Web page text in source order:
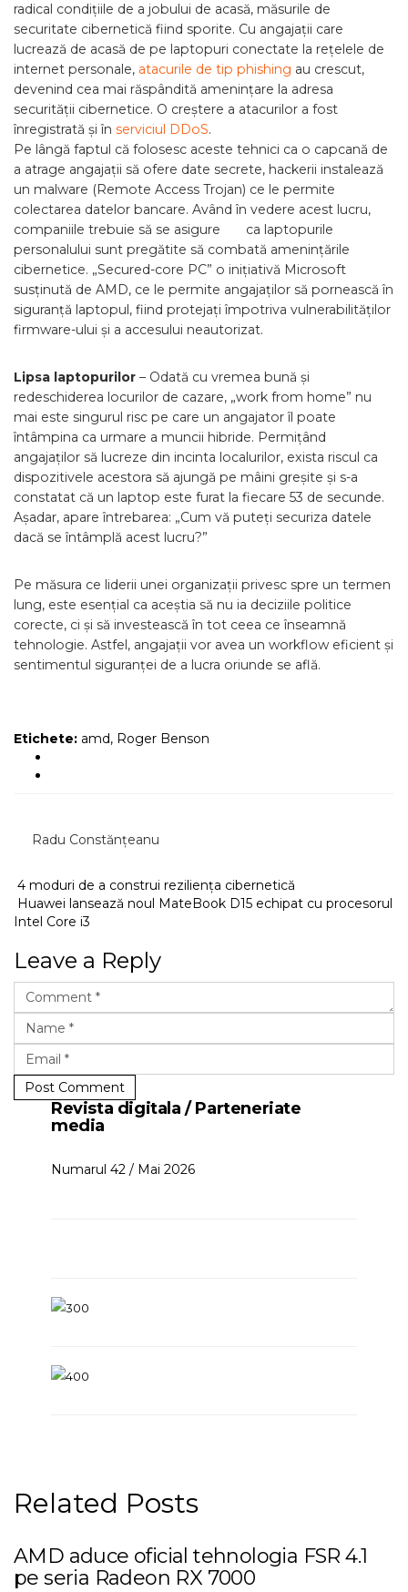
radical condițiile de a jobului de acasă, măsurile de
securitate cibernetică fiind sporite. Cu angajații care
lucrează de acasă de pe laptopuri conectate la rețelele de
internet personale, atacurile de tip phishing au crescut,
devenind cea mai răspândită amenințare la adresa
securității cibernetice. O creștere a atacurilor a fost
înregistrată și în serviciul DDoS.
Pe lângă faptul că folosesc aceste tehnici ca o capcană de
a atrage angajații să ofere date secrete, hackerii instalează
un malware (Remote Access Trojan) ce le permite
colectarea datelor bancare. Având în vedere acest lucru,
companiile trebuie să se asigure ca laptopurile
personalului sunt pregătite să combată amenințările
cibernetice. „Secured-core PC” o inițiativă Microsoft
susținută de AMD, ce le permite angajaților să pornească în
siguranță laptopul, fiind protejați împotriva vulnerabilităților
firmware-ului și a accesului neautorizat.
Lipsa laptopurilor – Odată cu vremea bună și
redeschiderea locurilor de cazare, „work from home” nu
mai este singurul risc pe care un angajator îl poate
întâmpina ca urmare a muncii hibride. Permițând
angajaților să lucreze din incinta localurilor, exista riscul ca
dispozitivele acestora să ajungă pe mâini greșite și s-a
constatat că un laptop este furat la fiecare 53 de secunde.
Așadar, apare întrebarea: „Cum vă puteți securiza datele
dacă se întâmplă acest lucru?”
Pe măsura ce liderii unei organizații privesc spre un termen
lung, este esențial ca aceștia să nu ia deciziile politice
corecte, ci și să investească în tot ceea ce înseamnă
tehnologie. Astfel, angajații vor avea un workflow eficient și
sentimentul siguranței de a lucra oriunde se află.
Etichete: amd, Roger Benson
Radu Constănțeanu
4 moduri de a construi reziliența cibernetică
Huawei lansează noul MateBook D15 echipat cu procesorul
Intel Core i3
Leave a Reply
Post Comment
Revista digitala / Parteneriate
media
Numarul 42 / Mai 2026
Related Posts
AMD aduce oficial tehnologia FSR 4.1
pe seria Radeon RX 7000